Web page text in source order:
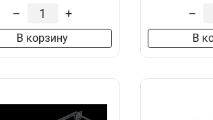
– +
В корзину
–
В